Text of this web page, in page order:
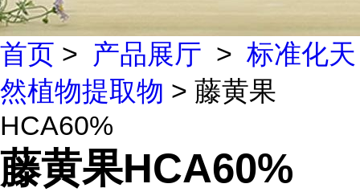
首页 > 产品展厅 > 标准化天
然植物提取物 > 藤黄果
HCA60%
藤黄果HCA60%